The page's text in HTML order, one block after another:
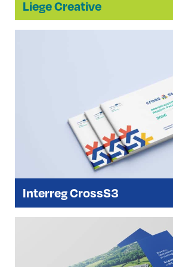
Liege Creative
Interreg CrossS3